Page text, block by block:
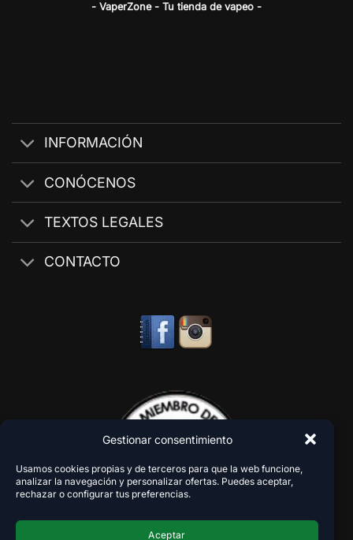
Gestionar consentimiento
Usamos cookies propias y de terceros para que la web funcione,
analizar la navegación y personalizar ofertas. Puedes aceptar,
rechazar o configurar tus preferencias.
Aceptar
- VaperZone - Tu tienda de vapeo -
INFORMACIÓN
CONÓCENOS
TEXTOS LEGALES
CONTACTO